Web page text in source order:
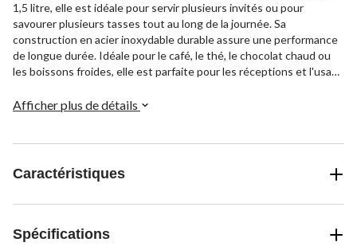
1,5 litre, elle est idéale pour servir plusieurs invités ou pour
savourer plusieurs tasses tout au long de la journée. Sa
construction en acier inoxydable durable assure une performance
de longue durée. Idéale pour le café, le thé, le chocolat chaud ou
les boissons froides, elle est parfaite pour les réceptions et l'usage
Afficher plus de détails
Caractéristiques
Spécifications